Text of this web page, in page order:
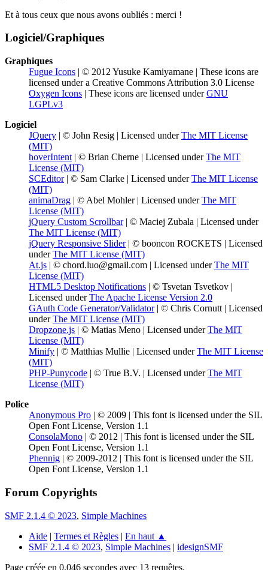
Et à tous ceux que nous avons oubliés : merci !
Logiciel/Graphiques
Graphiques
Fugue Icons | © 2012 Yusuke Kamiyamane | These icons are
licensed under a Creative Commons Attribution 3.0 License
Oxygen Icons | These icons are licensed underGNU
LGPLv3
Logiciel
JQuery | © John Resig | Licensed underThe MIT License
(MIT)
hoverIntent | © Brian Cherne | Licensed underThe MIT
License (MIT)
SCEditor| © Sam Clarke | Licensed underThe MIT License
(MIT)
animaDrag | © Abel Mohler | Licensed underThe MIT
License (MIT)
jQuery Custom Scrollbar| © Maciej Zubala | Licensed under
The MIT License (MIT)
jQuery Responsive Slider| © booncon ROCKETS | Licensed
underThe MIT License (MIT)
At.js | © chord.luo@gmail.com | Licensed underThe MIT
License (MIT)
HTML5 Desktop Notifications | © Tsvetan Tsvetkov |
Licensed underThe Apache License Version 2.0
GAuth Code Generator/Validator| © Chris Cornutt | Licensed
underThe MIT License (MIT)
Dropzone.js | © Matias Meno | Licensed underThe MIT
License (MIT)
Minify | © Matthias Mullie | Licensed underThe MIT License
(MIT)
PHP-Punycode | © True B.V. | Licensed underThe MIT
License (MIT)
Police
Anonymous Pro | © 2009 | This font is licensed under the SIL
Open Font License, Version 1.1
ConsolaMono | © 2012 | This font is licensed under the SIL
Open Font License, Version 1.1
Phennig | © 2009-2012 | This font is licensed under the SIL
Open Font License, Version 1.1
Forum Copyrights
SMF 2.1.4 © 2023, Simple Machines
Aide | Termes et Règles | En haut ▲
SMF 2.1.4 © 2023, Simple Machines | idesignSMF
Page créée en 0.046 secondes avec 13 requêtes.